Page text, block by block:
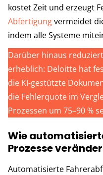
kostet Zeit und erzeugt
Abfertigungvermeidet
indem alle Systeme
Darüber hinaus
erheblich: Deloitte hat
die KI-gestützte
die Fehlerquote im
Prozessen um 75–90 %
Wie
Prozesse
Automatisierte